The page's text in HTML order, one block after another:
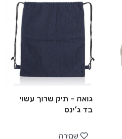
גואה – תיק שרוך עשוי
בד ג’ינס
שמירה